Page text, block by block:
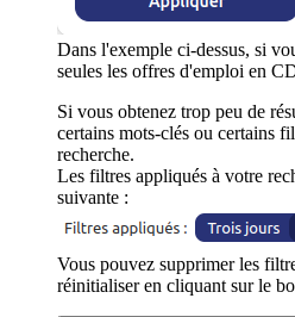
Dans l'exemple ci-dessus, si
seules les offres d'emploi en
Si vous obtenez trop peu de
certains mots-clés ou certains
recherche.
Les filtres appliqués à votre
suivante :
Vous pouvez supprimer les
réinitialiser en cliquant sur le